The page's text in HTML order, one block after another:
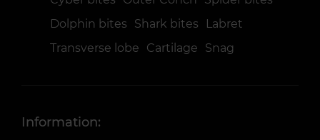
Dolphin bites
Shark bites
Labret
Transverse lobe
Cartilage Snag
Information: